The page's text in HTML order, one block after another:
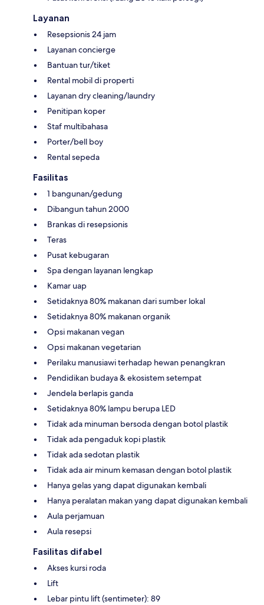
Layanan
Resepsionis 24 jam
Layanan concierge
Bantuan tur/tiket
Rental mobil di properti
Layanan dry cleaning/laundry
Penitipan koper
Staf multibahasa
Porter/bell boy
Rental sepeda
Fasilitas
1 bangunan/gedung
Dibangun tahun 2000
Brankas di resepsionis
Teras
Pusat kebugaran
Spa dengan layanan lengkap
Kamar uap
Setidaknya 80% makanan dari sumber lokal
Setidaknya 80% makanan organik
Opsi makanan vegan
Opsi makanan vegetarian
Perilaku manusiawi terhadap hewan penangkran
Pendidikan budaya & ekosistem setempat
Jendela berlapis ganda
Setidaknya 80% lampu berupa LED
Tidak ada minuman bersoda dengan botol plastik
Tidak ada pengaduk kopi plastik
Tidak ada sedotan plastik
Tidak ada air minum kemasan dengan botol plastik
Hanya gelas yang dapat digunakan kembali
Hanya peralatan makan yang dapat digunakan kembali
Aula perjamuan
Aula resepsi
Fasilitas difabel
Akses kursi roda
Lift
Lebar pintu lift (sentimeter): 89